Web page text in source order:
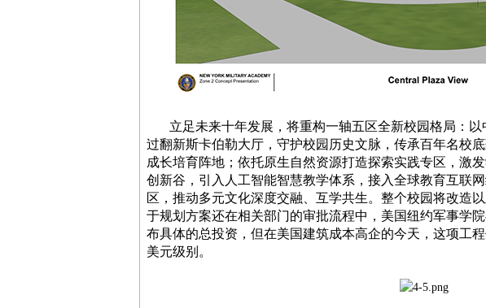
立足未来十年发展，将重构一轴五区全新校园格局：以
过翻新斯卡伯勒大厅，守护校园历史文脉，传承百年名校
成长培育阵地；依托原生自然资源打造探索实践专区，激
创新谷，引入人工智能智慧教学体系，接入全球教育互联
区，推动多元文化深度交融、互学共生。整个校园将改造
于规划方案还在相关部门的审批流程中，美国纽约军事学
布具体的总投资，但在美国建筑成本高企的今天，这项工
美元级别。